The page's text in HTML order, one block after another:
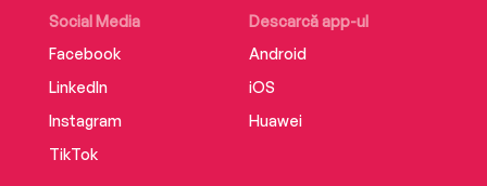
Social Media
Facebook
LinkedIn
Instagram
TikTok
Descarcă app-ul
Android
iOS
Huawei